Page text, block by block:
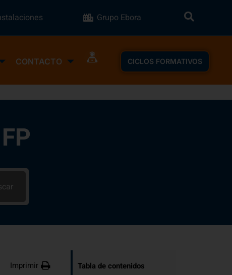
Grupo Ebora
CONTACTO CICLOS FORMATIVOS
Imprimir Tabla de contenidos